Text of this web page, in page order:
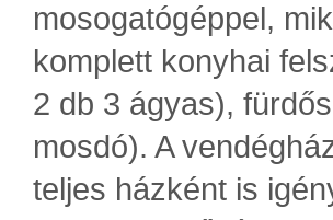
mosogatógéppel,
komplett konyhai
2 db 3 ágyas),
mosdó). A
teljes házként is